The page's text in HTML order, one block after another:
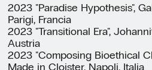
2023 "Paradise Hypothesis",
Parigi, Francia
2023 "Transitional Era",
Austria
2023 "Composing Bioethical
Made in Cloister, Napoli, Italia